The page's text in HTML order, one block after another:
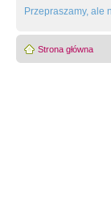
Przepraszamy, ale
Strona główna